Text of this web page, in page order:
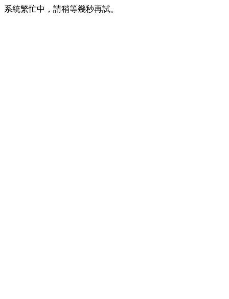
系統繁忙中，請稍等幾秒再試。